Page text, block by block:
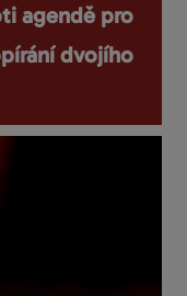
agendě pro
dvojího